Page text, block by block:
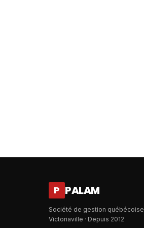
P PALAM
Société de gestion québécoise
Victoriaville · Depuis 2012